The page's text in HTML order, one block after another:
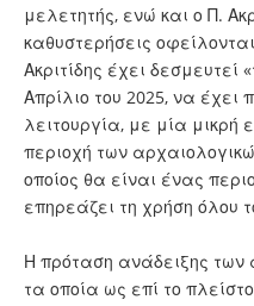
μελετητής, ενώ και ο Π.
καθυστερήσεις
Ακριτίδης έχει δεσμευτεί
Απρίλιο του 2025, να έχει
λειτουργία, με μία μικρή
περιοχή των
οποίος θα είναι ένας
επηρεάζει τη χρήση όλου
Η πρόταση ανάδειξης
τα οποία ως επί το